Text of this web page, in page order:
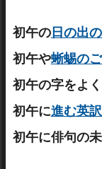
初午の日の出
初午や蜥蜴の
初午の字をよ
初午に進む英
初午に俳句の